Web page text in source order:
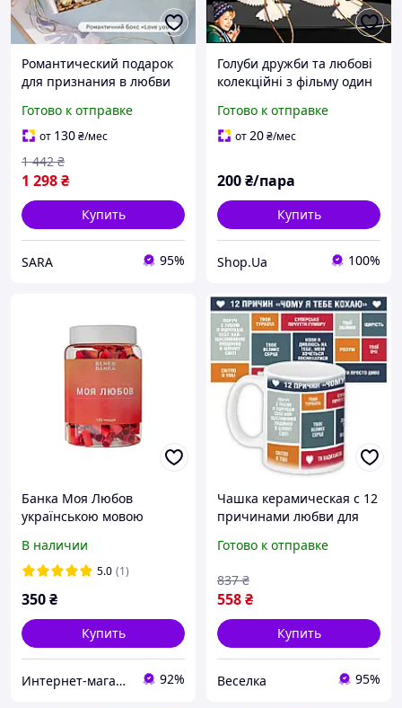
Романтический подарок
для признания в любви
орехами, сиропами и
конфетами Love You
Готово к отправке
от 130₴/мес
1 298₴
1 442 ₴
Купить
SARA 95%
Голуби дружби та любові
колекційні з фільму один
друзів рідної та коханої
людини 2 шт
Готово к отправке
от20₴/мес
200₴/пара
Купить
Shop.Ua 100%
Банка Моя Любов
українською мовою
влюбленных
В наличии
5.0 (1)
350₴
Купить
Интернет-магазин "Удиви Всех" 92%
Чашка керамическая с 12
причинами любви для
любимой стильная
романтического
сюрприза FLAME
Готово к отправке
558₴
837 ₴
Купить
Веселка 95%